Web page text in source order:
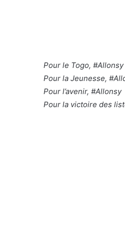
Pour le Togo, #Allonsy
Pour la Jeunesse,
Pour l’avenir, #Allonsy
Pour la victoire des